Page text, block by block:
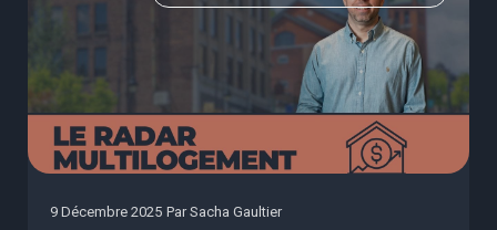
9 Décembre 2025 Par Sacha Gaultier